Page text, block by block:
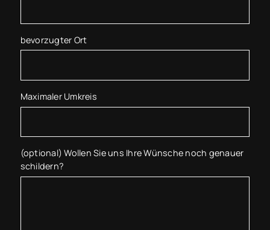
bevorzugter Ort
Maximaler Umkreis
(optional) Wollen Sie uns Ihre Wünsche noch genauer
schildern?